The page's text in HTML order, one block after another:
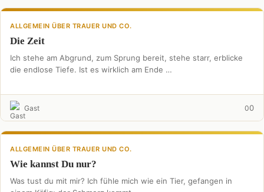
ALLGEMEIN ÜBER TRAUER UND CO.
Die Zeit
Ich stehe am Abgrund, zum Sprung bereit, stehe starr, erblicke
die endlose Tiefe. Ist es wirklich am Ende …
Gast 00
ALLGEMEIN ÜBER TRAUER UND CO.
Wie kannst Du nur?
Was tust du mit mir? Ich fühle mich wie ein Tier, gefangen in